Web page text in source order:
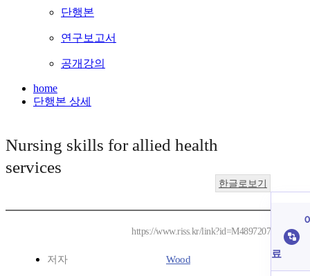
단행본
연구보고서
공개강의
home
단행본 상세
Nursing skills for allied health
services
한글로보기
https://www.riss.kr/link?id=M4897207
저자 Wood 료